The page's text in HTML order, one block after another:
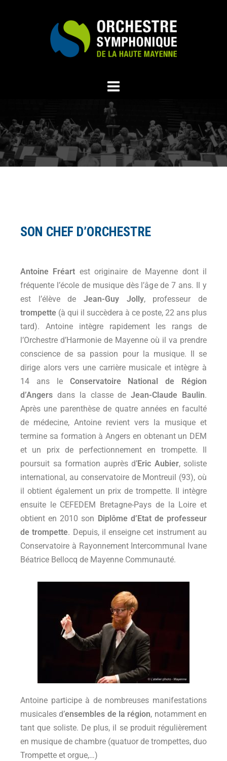
SON CHEF D’ORCHESTRE
Antoine Fréart est originaire de Mayenne dont il
fréquente l’école de musique dès l’âge de 7 ans. Il y
est l’élève de Jean-Guy Jolly, professeur de
trompette (à qui il succèdera à ce poste, 22 ans plus
tard). Antoine intègre rapidement les rangs de
l’Orchestre d’Harmonie de Mayenne où il va prendre
conscience de sa passion pour la musique. Il se
dirige alors vers une carrière musicale et intègre à
14 ans le Conservatoire National de Région
d’Angers dans la classe deJean-Claude Baulin.
Après une parenthèse de quatre années en faculté
de médecine, Antoine revient vers la musique et
termine sa formation à Angers en obtenant un DEM
et un prix de perfectionnement en trompette. Il
poursuit sa formation auprès d’Eric Aubier, soliste
international, au conservatoire de Montreuil (93), où
il obtient également un prix de trompette. Il intègre
ensuite le CEFEDEM Bretagne-Pays de la Loire et
obtient en 2010 son Diplôme d’Etat de professeur
de trompette. Depuis, il enseigne cet instrument au
Conservatoire à Rayonnement Intercommunal Ivane
Béatrice Bellocq de Mayenne Communauté.
Antoine participe à de nombreuses manifestations
musicales d’ensembles de la région, notamment en
tant que soliste. De plus, il se produit régulièrement
en musique de chambre (quatuor de trompettes, duo
Trompette et orgue,…)